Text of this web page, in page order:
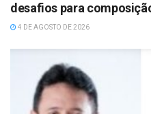
desafios para
4 DE AGOSTO DE 2026